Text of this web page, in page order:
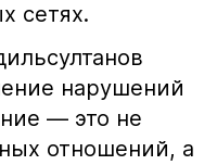
сетях.
нарушений
— это не
отношений, а